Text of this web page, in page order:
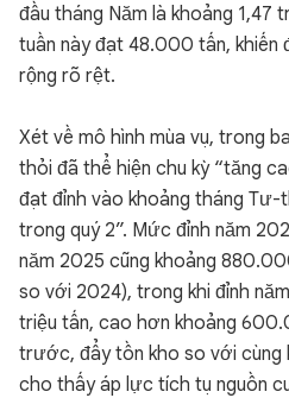
đầu tháng Năm là khoảng 1,47
tuần này đạt 48.000 tấn, khiến
rộng rõ rệt.
Xét về mô hình mùa vụ, trong
thỏi đã thể hiện chu kỳ “tăng
đạt đỉnh vào khoảng tháng Tư-
trong quý 2”. Mức đỉnh năm
năm 2025 cũng khoảng
so với 2024), trong khi đỉnh
triệu tấn, cao hơn khoảng
trước, đẩy tồn kho so với cùng
cho thấy áp lực tích tụ nguồn